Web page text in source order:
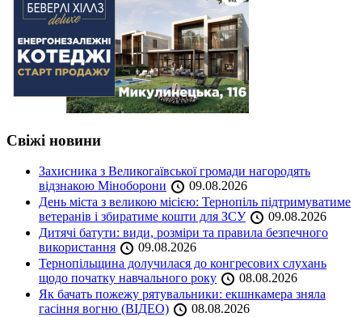
Свіжі новини
Захисника з Великогаївської громади нагородять
відзнакою Міноборони
09.08.2026
День міста з великою місією: Тернопіль підтримуватиме
ветеранів і збиратиме кошти для ЗСУ
09.08.2026
Дитячі батути: види, розміри та правила безпечного
використання
09.08.2026
Тернопільщина долучилася до конгресових слухань
щодо початку навчального року
08.08.2026
Як бачать пожежу рятувальники: екшнкамера зняла
гасіння вогню (ВІДЕО)
08.08.2026